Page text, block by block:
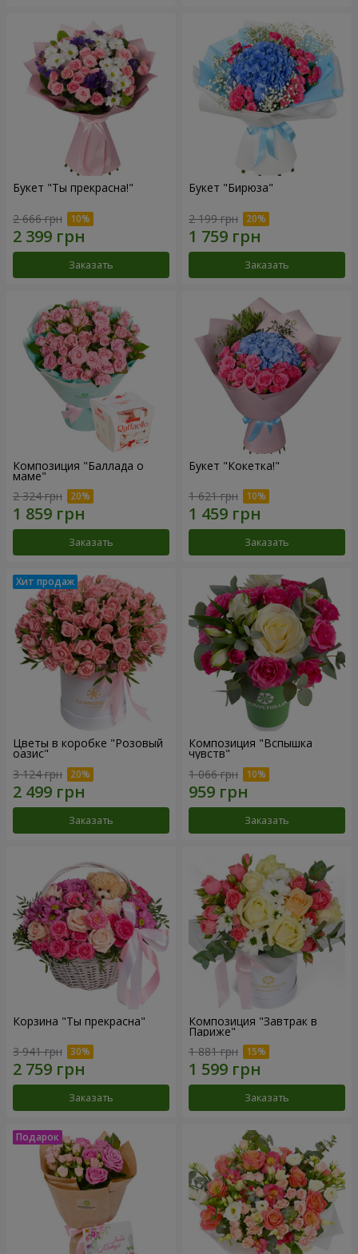
Букет "Ты прекрасна!"
2 666 грн
Заказать
Букет "Бирюза"
2 199 грн
Заказать
Композиция "Баллада о
маме"
2 324 грн
Заказать
Букет "Кокетка!"
1 621 грн
Заказать
Цветы в коробке "Розовый
оазис"
3 124 грн
Заказать
Композиция "Вспышка
чувств"
1 066 грн
Заказать
Корзина "Ты прекрасна"
3 941 грн
Заказать
Композиция "Завтрак в
Париже"
1 881 грн
Заказать